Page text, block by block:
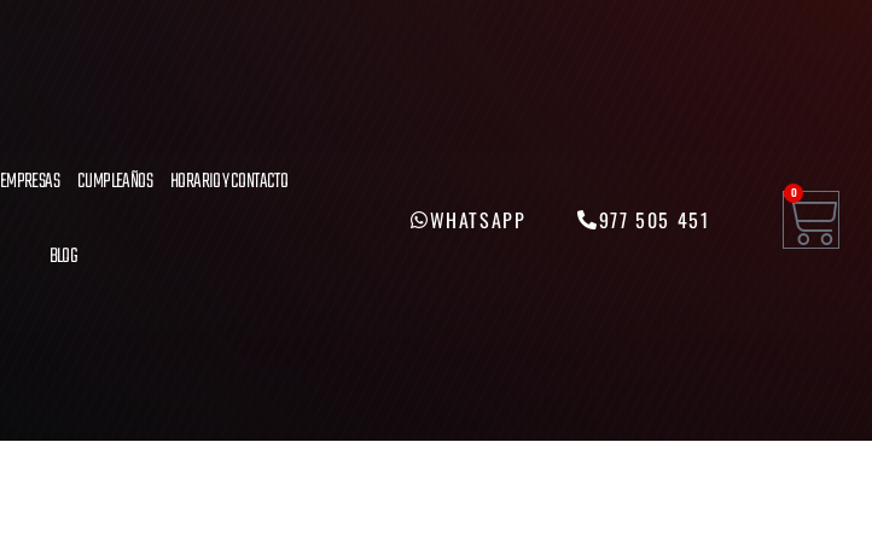
EMPRESAS CUMPLEAÑOS HORARIO Y CONTACTO
BLOG
WHATSAPP 977 505 451
0